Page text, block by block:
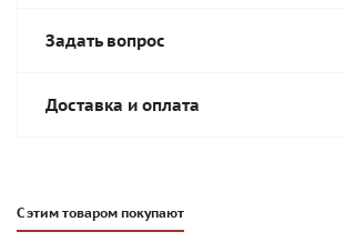
Задать вопрос
Доставка и оплата
С этим товаром покупают